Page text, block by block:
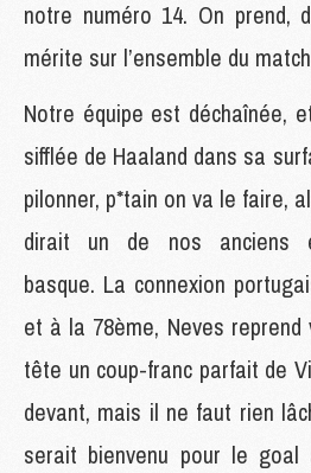
notre numéro 14. On prend,
mérite sur l’ensemble du
Notre équipe est déchaînée,
sifflée de Haaland dans sa
pilonner, p*tain on va le faire,
dirait un de nos anciens
basque. La connexion
et à la 78ème, Neves
tête un coup-franc parfait de
devant, mais il ne faut rien
serait bienvenu pour le